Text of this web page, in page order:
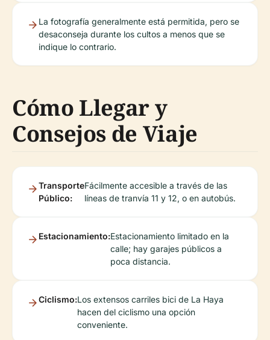
La fotografía generalmente está permitida, pero se
desaconseja durante los cultos a menos que se
indique lo contrario.
Cómo Llegar y
Consejos de Viaje
Transporte
Público:
Fácilmente accesible a través de las
líneas de tranvía 11 y 12, o en autobús.
Estacionamiento:Estacionamiento limitado en la
calle; hay garajes públicos a
poca distancia.
Ciclismo:Los extensos carriles bici de La Haya
hacen del ciclismo una opción
conveniente.